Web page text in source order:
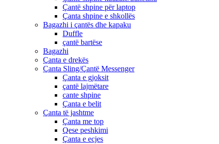
Çantë shpine për laptop
Çanta shpine e shkollës
Bagazhi i çantës dhe kapaku
Duffle
çantë bartëse
Bagazhi
Çanta e drekës
Çanta Sling/Çantë Messenger
Çanta e gjoksit
çantë lajmëtare
cante shpine
Çanta e belit
Çanta të jashtme
Çanta me top
Qese peshkimi
Çanta e ecjes